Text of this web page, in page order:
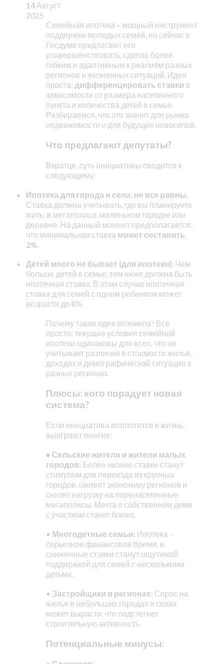
14 Август
2025
Семейная ипотека – мощный инструмент
поддержки молодых семей, но сейчас в
Госдуме предлагают его
усовершенствовать, сделав более
гибким и адаптивным к реалиям разных
регионов и жизненных ситуаций. Идея
проста: дифференцировать ставки в
зависимости от размера населенного
пункта и количества детей в семье.
Разбираемся, что это значит для рынка
недвижимости и для будущих новоселов.
Что предлагают депутаты?
Вкратце, суть инициативы сводится к
следующему:
Ипотека для города и села: не все равны.
Ставка должна учитывать, где вы планируете
жить: в мегаполисе, маленьком городке или
деревне. На данный момент предполагается,
что минимальная ставка может составить
2%.
Детей много не бывает (для ипотеки). Чем
больше детей в семье, тем ниже должна быть
ипотечная ставка. В этом случае ипотечная
ставка для семей с одним ребенком может
возрасти до 8%.
Почему такая идея возникла? Все
просто: текущие условия семейной
ипотеки одинаковы для всех, что не
учитывает различия в стоимости жилья,
доходах и демографической ситуации в
разных регионах.
Плюсы: кого порадует новая
система?
Если инициатива воплотится в жизнь,
выиграют многие:
• Сельские жители и жители малых
городов: Более низкие ставки станут
стимулом для переезда из крупных
городов, оживят экономику регионов и
снизят нагрузку на перенаселенные
мегаполисы. Мечта о собственном доме
с участком станет ближе.
• Многодетные семьи: Ипотека –
серьезное финансовое бремя, и
сниженные ставки станут ощутимой
поддержкой для семей с несколькими
детьми.
• Застройщики в регионах: Спрос на
жилье в небольших городах и селах
может вырасти, что подстегнет
строительную активность.
Потенциальные минусы: